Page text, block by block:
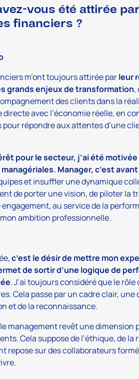
vous été attirée
financiers ?
m’ont toujours attirée parleur
grands enjeux de transformation,
des clients dans la
directe avec l’économie réelle, en
répondre aux attentes d’une
pour le secteur, j’ai été
Manager, c’est
et insuffler une dynamique
de porter une vision, de piloter la
au service de la
ambition professionnelle.
c’est le désir de mettre mon
de sortir d’une logique de
. J’ai toujours considéré que le
Cela passe par un cadre clair,
et de la reconnaissance.
management revêt une
Cela suppose de l’éthique, de
repose sur des collaborateurs